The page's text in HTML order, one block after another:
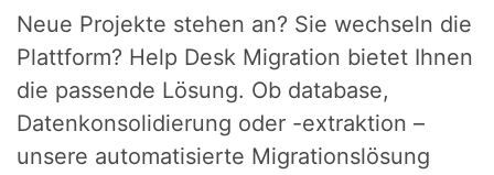
Neue Projekte stehen an? Sie wechseln die
Plattform? Help Desk Migration bietet Ihnen
die passende Lösung. Ob database,
Datenkonsolidierung oder -extraktion –
unsere automatisierte Migrationslösung